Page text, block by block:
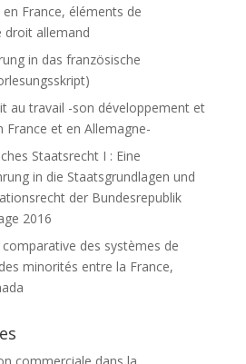
en France, éléments de
droit allemand
in das französische
au travail -son développement et
France et en Allemagne-
Staatsrecht I : Eine
in die Staatsgrundlagen und
der Bundesrepublik
2016
comparative des systèmes de
minorités entre la France,